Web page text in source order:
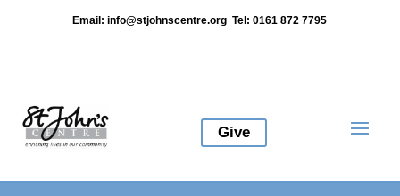
Email:info@stjohnscentre.org Tel: 0161 872 7795
Give